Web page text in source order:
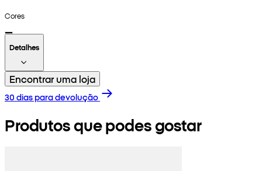
Cores
Detalhes
Encontrar uma loja
30 dias para devolução
Produtos que podes gostar